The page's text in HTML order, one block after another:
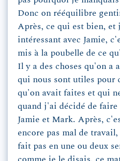
Donc on rééquilibre
Après, ce qui est bien, et
intéressant avec Jamie,
mis à la poubelle de ce
Il y a des choses qu'on a
qui nous sont utiles pour
qu'on avait faites et qui
quand j'ai décidé de faire
Jamie et Mark. Après,
encore pas mal de travail,
fait pas en une ou deux